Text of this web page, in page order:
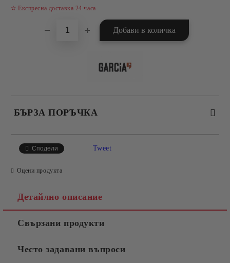
✫ Експресна доставка 24 часа
БЪРЗА ПОРЪЧКА
Ние ще се свържем с вас в рамките на работния ден.
Сподели Tweet
Оцени продукта
Детайлно описание
Свързани продукти
Често задавани въпроси